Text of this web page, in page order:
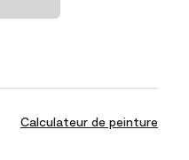
Calculateur de peinture